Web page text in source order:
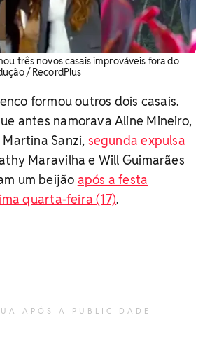
três novos casais improváveis fora do
/ RecordPlus
formou outros dois casais.
antes namorava Aline Mineiro,
Sanzi, segunda expulsa
Maravilha e Will Guimarães
um beijão após a festa
quarta-feira (17).
APÓS A PUBLICIDADE